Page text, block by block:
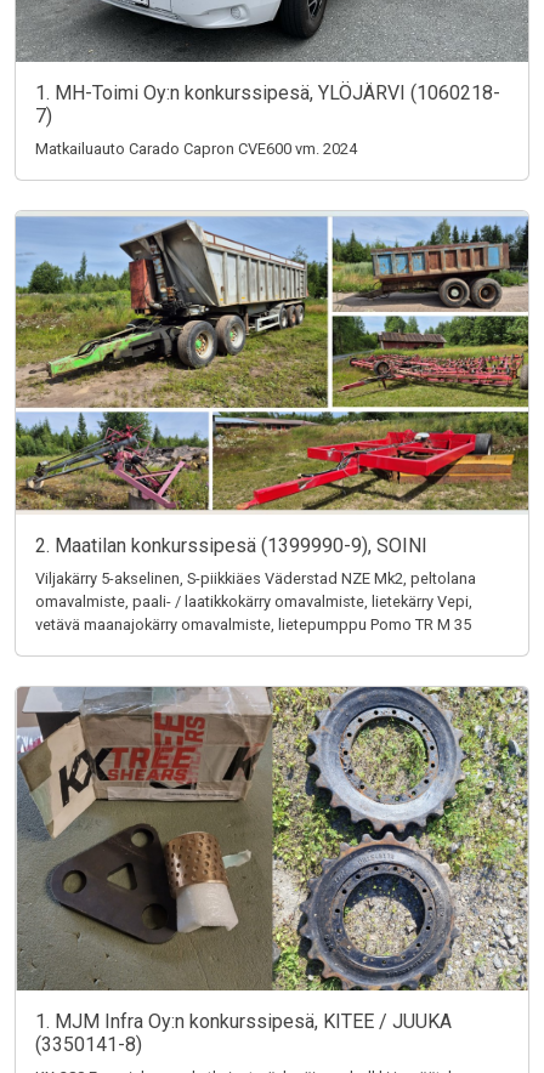
1. MH-Toimi Oy:n konkurssipesä, YLÖJÄRVI (1060218-
7)
Matkailuauto Carado Capron CVE600 vm. 2024
2. Maatilan konkurssipesä (1399990-9), SOINI
Viljakärry 5-akselinen, S-piikkiäes Väderstad NZE Mk2, peltolana
omavalmiste, paali- / laatikkokärry omavalmiste, lietekärry Vepi,
vetävä maanajokärry omavalmiste, lietepumppu Pomo TR M 35
1. MJM Infra Oy:n konkurssipesä, KITEE / JUUKA
(3350141-8)